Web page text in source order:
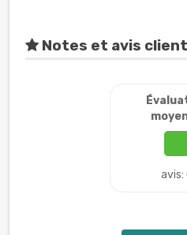
Notes et avis
avis: